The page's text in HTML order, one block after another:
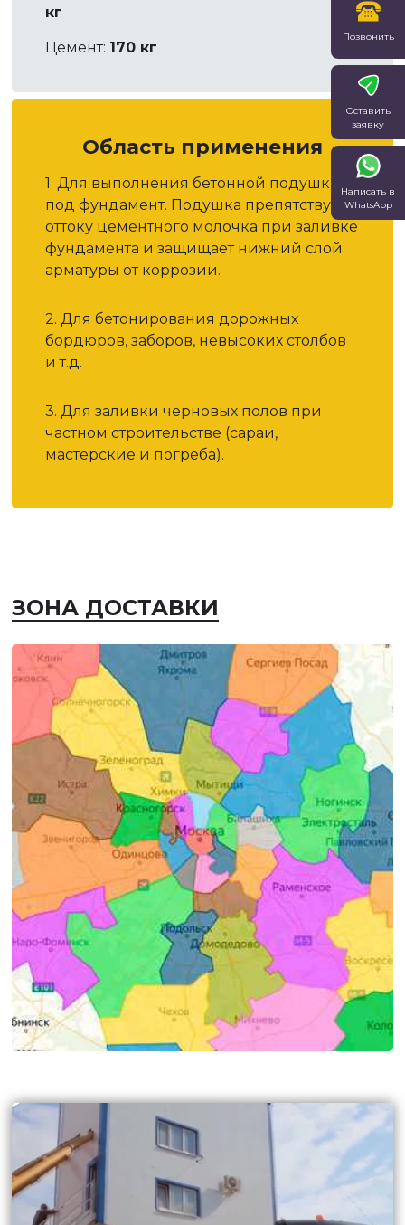
кг
Цемент: 170 кг
Область применения
1. Для выполнения бетонной подушки
под фундамент. Подушка препятствует
оттоку цементного молочка при заливке
фундамента и защищает нижний слой
арматуры от коррозии.
2. Для бетонирования дорожных
бордюров, заборов, невысоких столбов
и т.д.
3. Для заливки черновых полов при
частном строительстве (сараи,
мастерские и погреба).
ЗОНА ДОСТАВКИ
Позвонить
Оставить
заявку
Написать в
WhatsApp